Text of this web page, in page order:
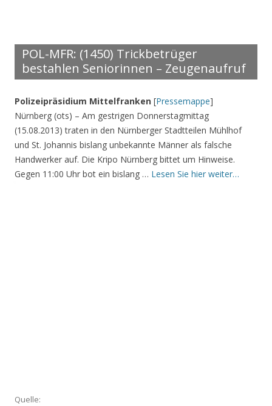
POL-MFR: (1450) Trickbetrüger
bestahlen Seniorinnen – Zeugenaufruf
Polizeipräsidium Mittelfranken [Pressemappe]
Nürnberg (ots) – Am gestrigen Donnerstagmittag
(15.08.2013) traten in den Nürnberger Stadtteilen Mühlhof
und St. Johannis bislang unbekannte Männer als falsche
Handwerker auf. Die Kripo Nürnberg bittet um Hinweise.
Gegen 11:00 Uhr bot ein bislang … Lesen Sie hier weiter…
Quelle: